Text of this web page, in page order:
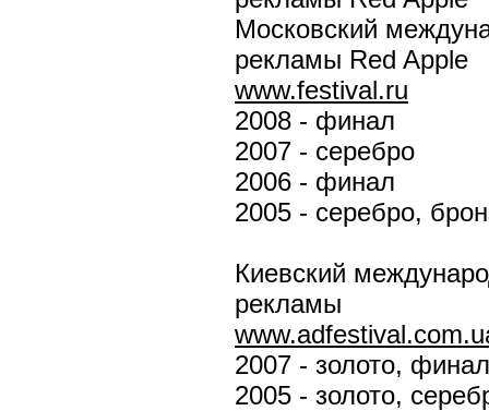
Московский
рекламы Red Apple
www.festival.ru
2008 - финал
2007 - серебро
2006 - финал
2005 - серебро,
Киевский
рекламы
2007 - золото, финал
2005 - золото,